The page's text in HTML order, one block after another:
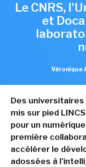
Le CNRS,
et
Véronique
Des
mis sur pied
pour un
première
accélérer le
adossées à